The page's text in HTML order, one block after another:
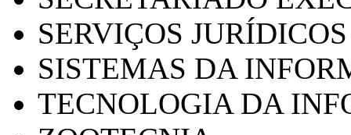
SERVIÇOS
SISTEMAS DA
TECNOLOGIA DA